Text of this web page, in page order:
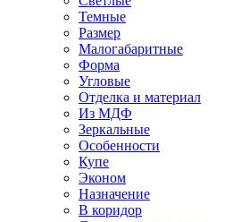
Темные
Размер
Малогабаритные
Форма
Угловые
Отделка и материал
Из МДФ
Зеркальные
Особенности
Купе
Эконом
Назначение
В коридор